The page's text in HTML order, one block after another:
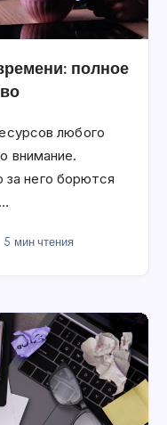
полное
любого
внимание.
за него борются
5 мин чтения